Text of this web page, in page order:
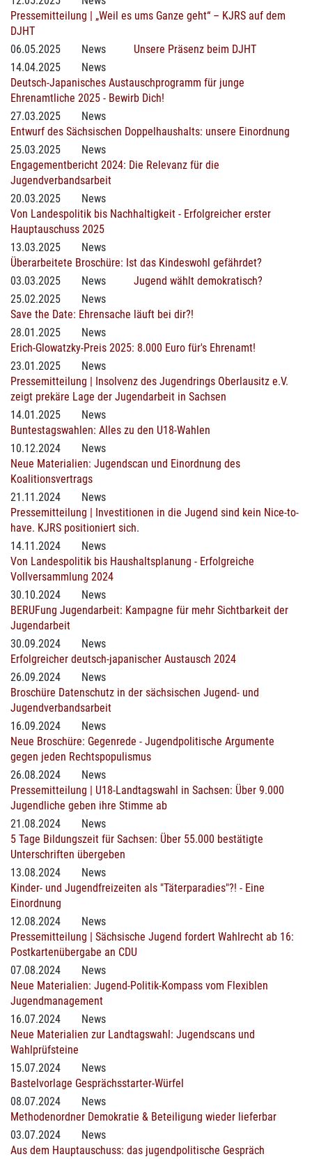
Pressemitteilung | „Weil es ums Ganze geht“ – KJRS auf dem
DJHT
06.05.2025
News
Unsere Präsenz beim DJHT
14.04.2025
News
Deutsch-Japanisches Austauschprogramm für junge
Ehrenamtliche 2025 - Bewirb Dich!
27.03.2025
News
Entwurf des Sächsischen Doppelhaushalts: unsere Einordnung
25.03.2025
News
Engagementbericht 2024: Die Relevanz für die
Jugendverbandsarbeit
20.03.2025
News
Von Landespolitik bis Nachhaltigkeit - Erfolgreicher erster
Hauptauschuss 2025
13.03.2025
News
Überarbeitete Broschüre: Ist das Kindeswohl gefährdet?
03.03.2025
News
Jugend wählt demokratisch?
25.02.2025
News
Save the Date: Ehrensache läuft bei dir?!
28.01.2025
News
Erich-Glowatzky-Preis 2025: 8.000 Euro für's Ehrenamt!
23.01.2025
News
Pressemitteilung | Insolvenz des Jugendrings Oberlausitz e.V.
zeigt prekäre Lage der Jugendarbeit in Sachsen
14.01.2025
News
Buntestagswahlen: Alles zu den U18-Wahlen
10.12.2024
News
Neue Materialien: Jugendscan und Einordnung des
Koalitionsvertrags
21.11.2024
News
Pressemitteilung | Investitionen in die Jugend sind kein Nice-to-
have. KJRS positioniert sich.
14.11.2024
News
Von Landespolitik bis Haushaltsplanung - Erfolgreiche
Vollversammlung 2024
30.10.2024
News
BERUFung Jugendarbeit: Kampagne für mehr Sichtbarkeit der
Jugendarbeit
30.09.2024
News
Erfolgreicher deutsch-japanischer Austausch 2024
26.09.2024
News
Broschüre Datenschutz in der sächsischen Jugend- und
Jugendverbandsarbeit
16.09.2024
News
Neue Broschüre: Gegenrede - Jugendpolitische Argumente
gegen jeden Rechtspopulismus
26.08.2024
News
Pressemitteilung | U18-Landtagswahl in Sachsen: Über 9.000
Jugendliche geben ihre Stimme ab
21.08.2024
News
5 Tage Bildungszeit für Sachsen: Über 55.000 bestätigte
Unterschriften übergeben
13.08.2024
News
Kinder- und Jugendfreizeiten als "Täterparadies"?! - Eine
Einordnung
12.08.2024
News
Pressemitteilung | Sächsische Jugend fordert Wahlrecht ab 16:
Postkartenübergabe an CDU
07.08.2024
News
Neue Materialien: Jugend-Politik-Kompass vom Flexiblen
Jugendmanagement
16.07.2024
News
Neue Materialien zur Landtagswahl: Jugendscans und
Wahlprüfsteine
15.07.2024
News
Bastelvorlage Gesprächsstarter-Würfel
08.07.2024
News
Methodenordner Demokratie & Beteiligung wieder lieferbar
03.07.2024
News
Aus dem Hauptauschuss: das jugendpolitische Gespräch